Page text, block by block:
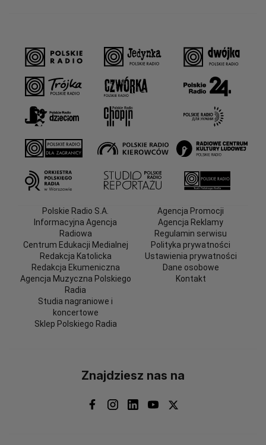
Polskie Radio S.A.
Informacyjna Agencja
Radiowa
Centrum Edukacji Medialnej
Redakcja Katolicka
Redakcja Ekumeniczna
Agencja Muzyczna Polskiego
Radia
Studia nagraniowe i
koncertowe
Sklep Polskiego Radia
Agencja Promocji
Agencja Reklamy
Regulamin serwisu
Polityka prywatności
Ustawienia prywatności
Dane osobowe
Kontakt
Znajdziesz nas na